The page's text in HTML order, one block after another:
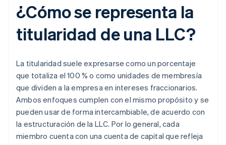
¿Cómo se representa la
titularidad de una LLC?
La titularidad suele expresarse como un porcentaje
que totaliza el 100 % o como unidades de membresía
que dividen a la empresa en intereses fraccionarios.
Ambos enfoques cumplen con el mismo propósito y se
pueden usar de forma intercambiable, de acuerdo con
la estructuración de la LLC. Por lo general, cada
miembro cuenta con una cuenta de capital que refleja